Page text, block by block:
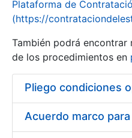
Plataforma de
(https://
También podrá
de los procedimientos en